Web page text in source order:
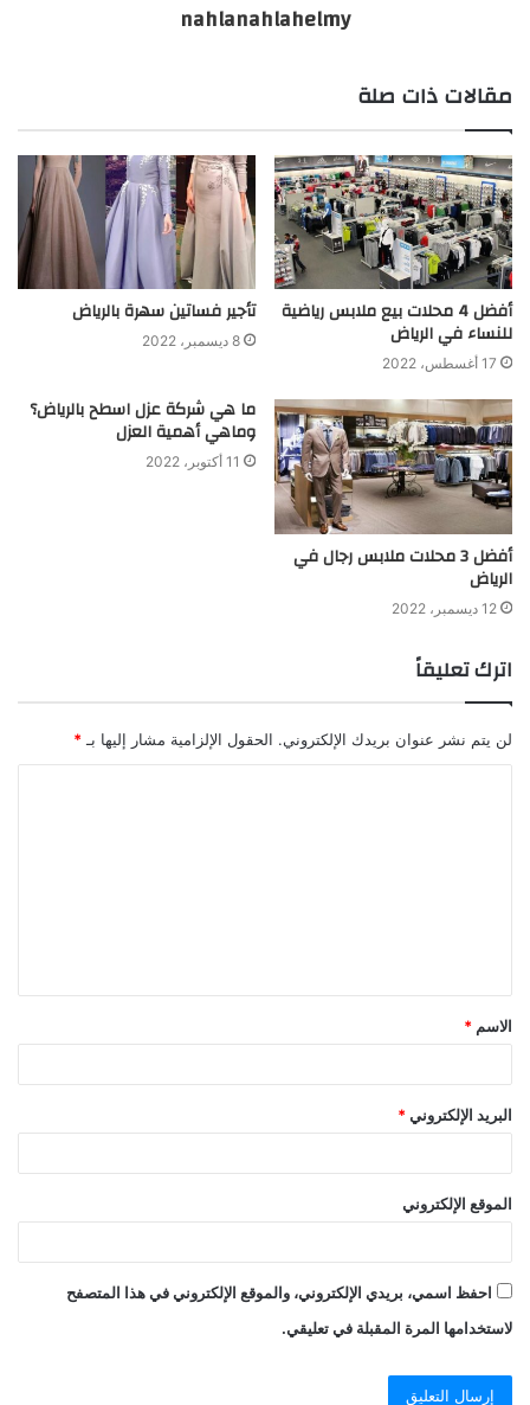
nahlanahlahelmy
مقالات ذات صلة
أفضل 4 محلات بيع ملابس رياضية
للنساء في الرياض
17 أغسطس، 2022
تأجير فساتين سهرة بالرياض
8 ديسمبر، 2022
أفضل 3 محلات ملابس رجال في
الرياض
12 ديسمبر، 2022
ما هي شركة عزل اسطح بالرياض؟
وماهي أهمية العزل
11 أكتوبر، 2022
اترك تعليقاً
لن يتم نشر عنوان بريدك الإلكتروني. الحقول الإلزامية مشار إليها بـ *
الاسم *
البريد الإلكتروني *
الموقع الإلكتروني
احفظ اسمي، بريدي الإلكتروني، والموقع الإلكتروني في هذا المتصفح
لاستخدامها المرة المقبلة في تعليقي.